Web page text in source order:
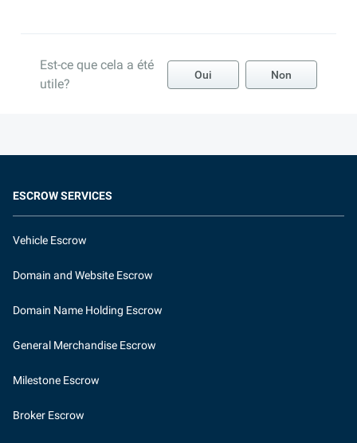
Est-ce que cela a été
utile?
Oui Non
ESCROW SERVICES
Vehicle Escrow
Domain and Website Escrow
Domain Name Holding Escrow
General Merchandise Escrow
Milestone Escrow
Broker Escrow